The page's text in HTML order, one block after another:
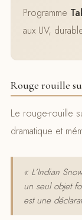
Programme
aux UV,
Rouge rouille
Le rouge-rouille
dramatique et
« L’Indian
un seul objet
est une